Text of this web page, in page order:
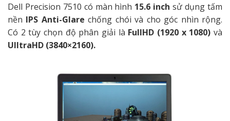
Dell Precision 7510 có màn hình 15.6 inch sử dụng tấm
nền IPS Anti-Glare chống chói và cho góc nhìn rộng.
Có 2 tùy chọn độ phân giải là FullHD (1920 x 1080) và
UlltraHD (3840×2160).